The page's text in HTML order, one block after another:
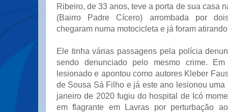
Ribeiro, de 33 anos, teve a porta de sua casa
(Bairro Padre Cícero) arrombada por
chegaram numa motocicleta e já foram
Ele tinha várias passagens pela polícia
sendo denunciado pelo mesmo crime.
lesionado e apontou como autores Kleber
de Sousa Sá Filho e já este ano lesionou
janeiro de 2020 fugiu do hospital de Icó
em flagrante em Lavras por perturbação